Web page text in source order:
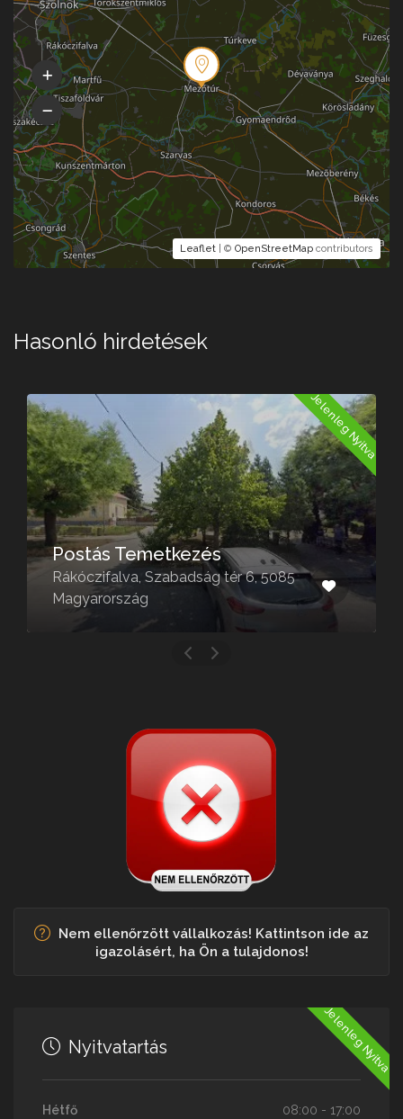
Leaflet | © OpenStreetMap contributors
Hasonló hirdetések
Jelenleg Nyitva
Postás Temetkezés
Rákóczifalva, Szabadság tér 6, 5085
Magyarország
Nem ellenőrzött vállalkozás! Kattintson ide az
igazolásért, ha Ön a tulajdonos!
Jelenleg Nyitva
Nyitvatartás
Hétfő
08:00 - 17:00